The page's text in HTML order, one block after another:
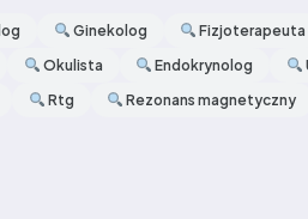
Ginekolog Fizjoterapeuta
Okulista Endokrynolog
Rtg Rezonans magnetyczny